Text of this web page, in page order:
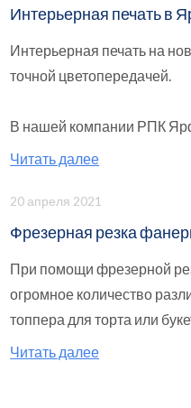
Интерьерная печать в
Интерьерная печать на
точной цветопередачей.
В нашей компании РПК
Читать далее
20 апреля 2021
Фрезерная резка
При помощи фрезерной
огромное количество
топпера для торта или
Читать далее